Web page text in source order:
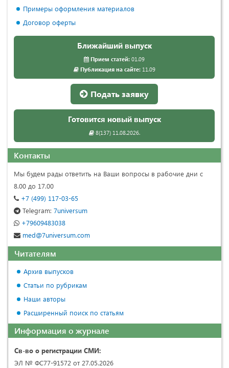
Примеры оформления материалов
Договор оферты
Ближайший выпуск
Прием статей: 01.09
Публикация на сайте:11.09
Подать заявку
Готовится новый выпуск
8(137) 11.08.2026.
Контакты
Мы будем рады ответить на Ваши вопросы в рабочие дни с
8.00 до 17.00
+7 (499) 117-03-65
Telegram: 7universum
+79609483038
med@7universum.com
Читателям
Архив выпусков
Статьи по рубрикам
Наши авторы
Расширенный поиск по статьям
Информация о журнале
Св-во о регистрации СМИ:
ЭЛ № ФС77-91572 от 27.05.2026